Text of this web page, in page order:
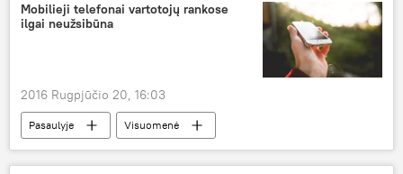
Mobilieji telefonai vartotojų rankose
ilgai neužsibūna
2016 Rugpjūčio 20, 16:03
Pasaulyje Visuomenė